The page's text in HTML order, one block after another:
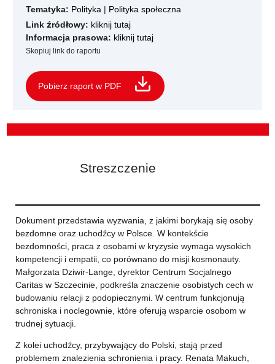
Tematyka: Polityka | Polityka społeczna
Link źródłowy: kliknij tutaj
Informacja prasowa: kliknij tutaj
Skopiuj link do raportu
Pobierz raport w PDF
Streszczenie
Dokument przedstawia wyzwania, z jakimi borykają się osoby
bezdomne oraz uchodźcy w Polsce. W kontekście
bezdomności, praca z osobami w kryzysie wymaga wysokich
kompetencji i empatii, co porównano do misji kosmonauty.
Małgorzata Dziwir-Lange, dyrektor Centrum Socjalnego
Caritas w Szczecinie, podkreśla znaczenie osobistych cech w
budowaniu relacji z podopiecznymi. W centrum funkcjonują
schroniska i noclegownie, które oferują wsparcie osobom w
trudnej sytuacji.
Z kolei uchodźcy, przybywający do Polski, stają przed
problemem znalezienia schronienia i pracy. Renata Makuch,